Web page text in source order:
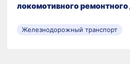
локомотивного
Железнодорожный транспорт